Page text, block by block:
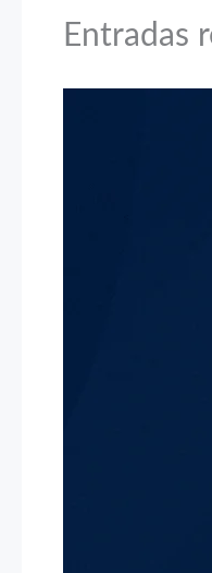
Entradas